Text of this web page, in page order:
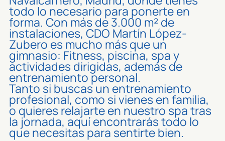
todo lo necesario para ponerte en
forma. Con más de 3.000 m² de
instalaciones, CDO Martín López-
Zubero es mucho más que un
gimnasio: Fitness, piscina, spa y
actividades dirigidas, además de
entrenamiento personal.
Tanto si buscas un entrenamiento
profesional, como si vienes en familia,
o quieres relajarte en nuestro spa tras
la jornada, aquí encontrarás todo lo
que necesitas para sentirte bien.